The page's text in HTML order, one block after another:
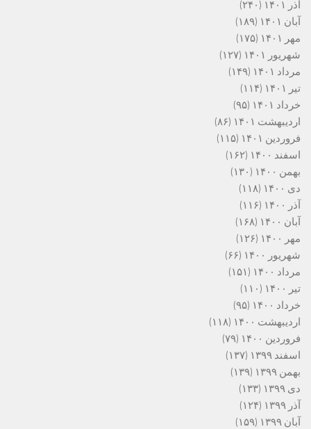
آذر ۱۴۰۱
(۲۴۰)
آبان ۱۴۰۱
(۱۸۹)
مهر ۱۴۰۱
(۱۷۵)
شهریور ۱۴۰۱
(۱۲۷)
مرداد ۱۴۰۱
(۱۴۹)
تیر ۱۴۰۱
(۱۱۴)
خرداد ۱۴۰۱
(۹۵)
اردیبهشت ۱۴۰۱
(۸۶)
فروردین ۱۴۰۱
(۱۱۵)
اسفند ۱۴۰۰
(۱۶۲)
بهمن ۱۴۰۰
(۱۳۰)
دی ۱۴۰۰
(۱۱۸)
آذر ۱۴۰۰
(۱۱۶)
آبان ۱۴۰۰
(۱۶۸)
مهر ۱۴۰۰
(۱۲۶)
شهریور ۱۴۰۰
(۶۶)
مرداد ۱۴۰۰
(۱۵۱)
تیر ۱۴۰۰
(۱۱۰)
خرداد ۱۴۰۰
(۹۵)
اردیبهشت ۱۴۰۰
(۱۱۸)
فروردین ۱۴۰۰
(۷۹)
اسفند ۱۳۹۹
(۱۳۷)
بهمن ۱۳۹۹
(۱۳۹)
دی ۱۳۹۹
(۱۳۳)
آذر ۱۳۹۹
(۱۲۴)
آبان ۱۳۹۹
(۱۵۹)